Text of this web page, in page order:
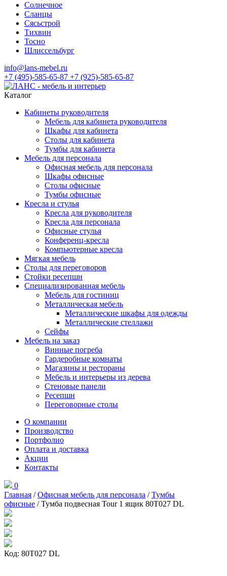
Солнечное
Сланцы
Сясьстрой
Тихвин
Тосно
Шлиссельбург
info@lans-mebel.ru
+7 (495)-585-65-87 +7 (925)-585-65-87
Каталог
Кабинеты руководителя
Мебель для кабинета руководителя
Шкафы для кабинета
Столы для кабинета
Тумбы для кабинета
Мебель для персонала
Офисная мебель для персонала
Шкафы офисные
Столы офисные
Тумбы офисные
Кресла и стулья
Кресла для руководителя
Кресла для персонала
Офисные стулья
Конференц-кресла
Компьютерные кресла
Мягкая мебель
Столы для переговоров
Стойки ресепшн
Специализированная мебель
Мебель для гостиниц
Металлическая мебель
Металлические шкафы для одежды
Металлические стеллажи
Сейфы
Мебель на заказ
Винные погреба
Гардеробные комнаты
Магазины и рестораны
Мебель и интерьеры из дерева
Стеновые панели
Ресепшн
Переговорные столы
О компании
Производство
Портфолио
Оплата и доставка
Акции
Контакты
0
Главная /Офисная мебель для персонала /Тумбы
офисные / Тумба подвесная Tour 1 ящик 80T027 DL
Код: 80T027 DL